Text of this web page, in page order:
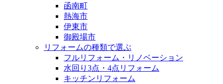
函南町
熱海市
伊東市
御殿場市
リフォームの種類で選ぶ
フルリフォーム・リノベーション
水回り3点・4点リフォーム
キッチンリフォーム